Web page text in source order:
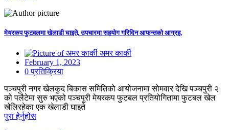
मेयरकप फुटवलमा खेलाडी घाइते, उपचारमा सहयोग गरिदिन आफन्तको आग्रह,
अमर कार्की
February 1, 2023
0 प्रतिक्रिया
पञ्चपुरी नगर खेलकुद बिकास समितिको आयोजनामा सोमवार देखि पञ्चपुरी २
को पलैटेमा सुरु भएको पञ्चपुरी मेयरकप फुटबल प्रतियोगितामा फुटबल खेल
खेलिरहेका एक खेलाडी घाइते
पुरा हेर्नुहोस